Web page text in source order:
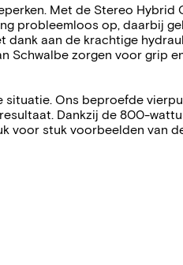
Met de Stereo
probleemloos op, daarbij
dank aan de krachtige
Schwalbe zorgen voor grip
Ons beproefde
Dankzij de 800-
voor stuk voorbeelden van